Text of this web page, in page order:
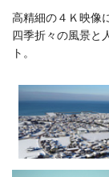
高精細の４Ｋ映像
四季折々の風景と
ト。